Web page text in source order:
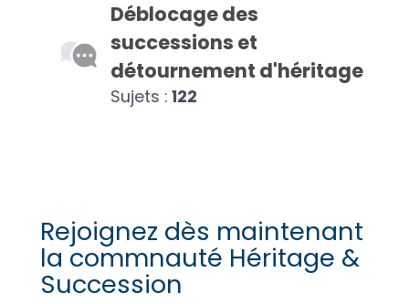
Déblocage des
successions et
détournement d'héritage
Sujets : 122
Rejoignez dès maintenant
la commnauté Héritage &
Succession